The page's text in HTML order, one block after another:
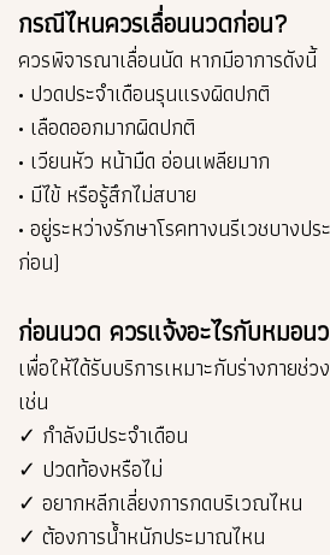
กรณีไหนควรเลื่อนนวดก่อน?
ควรพิจารณาเลื่อนนัด หากมีอาการดังนี้
• ปวดประจำเดือนรุนแรงผิดปกติ
• เลือดออกมากผิดปกติ
• เวียนหัว หน้ามืด อ่อนเพลียมาก
• มีไข้ หรือรู้สึกไม่สบาย
• อยู่ระหว่างรักษาโรคทางนรีเวชบาง
ก่อน)
ก่อนนวด ควรแจ้งอะไรกับหมอน
เพื่อให้ได้รับบริการเหมาะกับร่างกายช่
เช่น
✓ กำลังมีประจำเดือน
✓ ปวดท้องหรือไม่
✓ อยากหลีกเลี่ยงการกดบริเวณไหน
✓ ต้องการน้ำหนักประมาณไหน